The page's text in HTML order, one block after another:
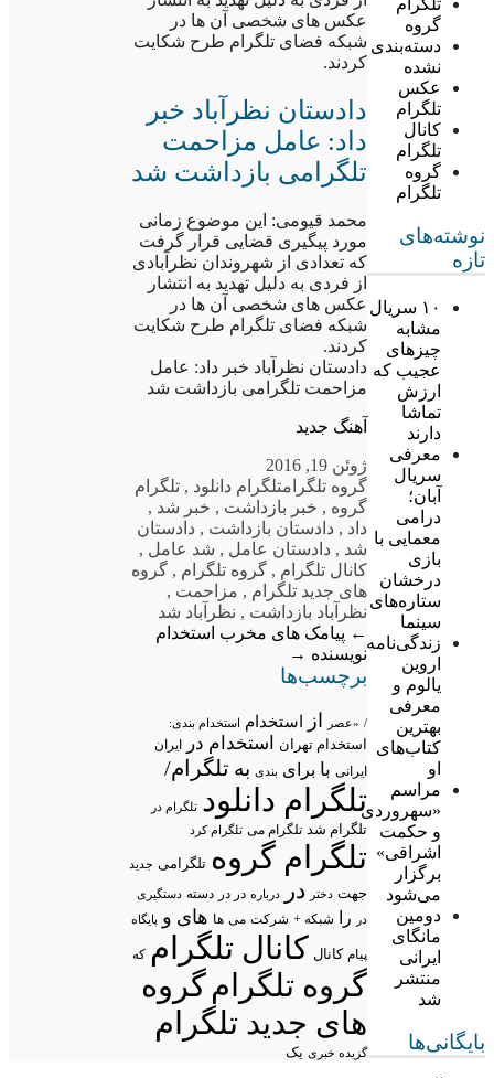
تلگرام
گروه
دسته‌بندی
نشده
عکس
تلگرام
کانال
تلگرام
گروه
تلگرام
نوشته‌های
تازه
۱۰ سریال
مشابه
چیزهای
عجیب که
ارزش
تماشا
دارند
معرفی
سریال
آبان؛
درامی
معمایی با
بازی
درخشان
ستاره‌های
سینما
زندگی‌نامه
اروین
یالوم و
معرفی
بهترین
کتاب‌های
او
مراسم
«سهروردی
و حکمت
اشراقی»
برگزار
می‌شود
دومین
مانگای
ایرانی
منتشر
شد
بایگانی‌ها
عکس های شخصی آن ها در
شبکه فضای تلگرام طرح شکایت
کردند.
دادستان نظرآباد خبر
داد: عامل مزاحمت
تلگرامی بازداشت شد
محمد قیومی: این موضوع زمانی
مورد پیگیری قضایی قرار گرفت
که تعدادی از شهروندان نظرآبادی
از فردی به دلیل تهدید به انتشار
عکس های شخصی آن ها در
شبکه فضای تلگرام طرح شکایت
کردند.
دادستان نظرآباد خبر داد: عامل
مزاحمت تلگرامی بازداشت شد
آهنگ جدید
ژوئن 19, 2016
گروه تلگرامتلگرام دانلود , تلگرام
گروه , خبر بازداشت , خبر شد ,
داد , دادستان بازداشت , دادستان
شد , دادستان عامل , شد عامل ,
کانال تلگرام , گروه تلگرام , گروه
های جدید تلگرام , مزاحمت ,
نظرآباد بازداشت , نظرآباد شد
← پیامک های مخرب استخدام
نویسنده →
برچسب‌ها
/ «عصر از استخدام استخدام بندی:
استخدام تهران استخدام در ایران
ایرانی با برای بندی به تلگرام/
تلگرام دانلود تلگرام در
تلگرام شد تلگرام می تلگرام کرد
تلگرام گروه تلگرامی جدید
جهت دختر در درباره در در دسته دستگیری
در
را شبکه + شرکت می ها های و پایگاه
پیام کانال کانال تلگرام که
گروه تلگرامگروه
های جدید تلگرام
گزیده خبری یک